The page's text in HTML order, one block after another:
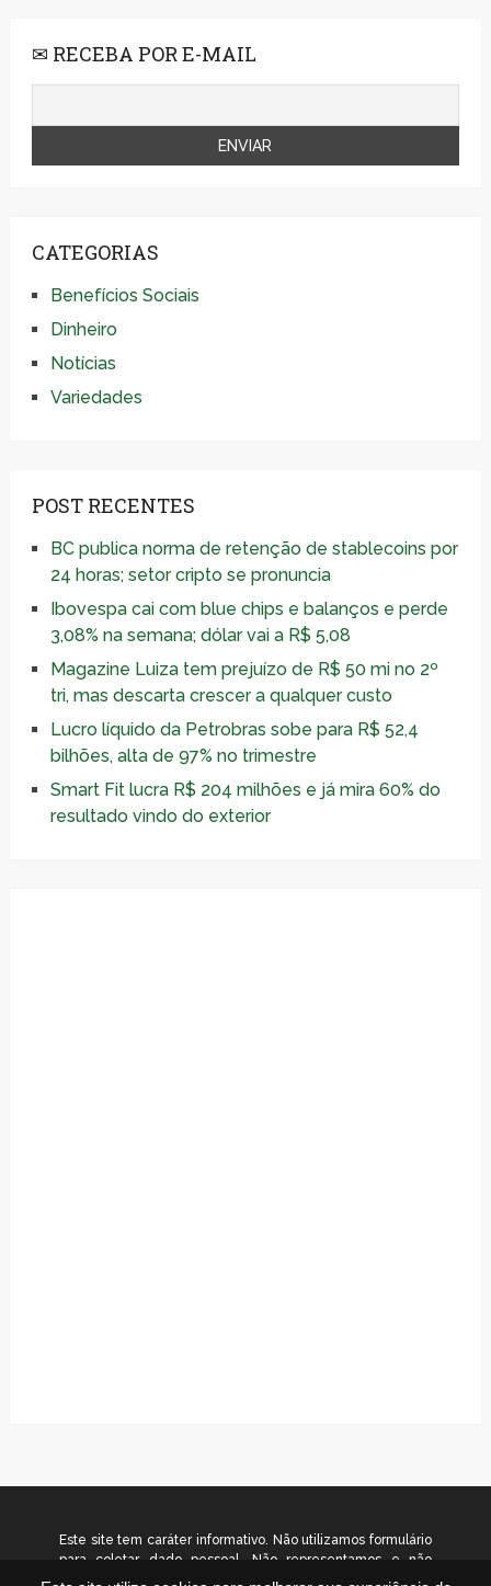
✉ RECEBA POR E-MAIL
CATEGORIAS
Benefícios Sociais
Dinheiro
Notícias
Variedades
POST RECENTES
BC publica norma de retenção de stablecoins por
24 horas; setor cripto se pronuncia
Ibovespa cai com blue chips e balanços e perde
3,08% na semana; dólar vai a R$ 5,08
Magazine Luiza tem prejuízo de R$ 50 mi no 2º
tri, mas descarta crescer a qualquer custo
Lucro líquido da Petrobras sobe para R$ 52,4
bilhões, alta de 97% no trimestre
Smart Fit lucra R$ 204 milhões e já mira 60% do
resultado vindo do exterior
Este site tem caráter informativo. Não utilizamos formulário
para coletar dado pessoal. Não representamos e não
temos relação com nenhuma empresa ou programa citado